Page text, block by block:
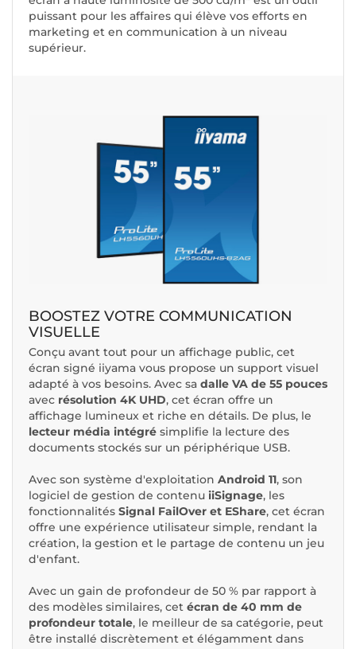
puissant pour les affaires qui élève vos efforts en
marketing et en communication à un niveau
supérieur.
BOOSTEZ VOTRE COMMUNICATION
VISUELLE
Conçu avant tout pour un affichage public, cet
écran signé iiyama vous propose un support visuel
adapté à vos besoins. Avec sa dalle VA de 55 pouces
avec résolution 4K UHD, cet écran offre un
affichage lumineux et riche en détails. De plus, le
lecteur média intégré simplifie la lecture des
documents stockés sur un périphérique USB.
Avec son système d'exploitation Android 11, son
logiciel de gestion de contenu iiSignage, les
fonctionnalités Signal FailOver et EShare, cet écran
offre une expérience utilisateur simple, rendant la
création, la gestion et le partage de contenu un jeu
d'enfant.
Avec un gain de profondeur de 50 % par rapport à
des modèles similaires, cet écran de 40 mm de
profondeur totale, le meilleur de sa catégorie, peut
être installé discrètement et élégamment dans